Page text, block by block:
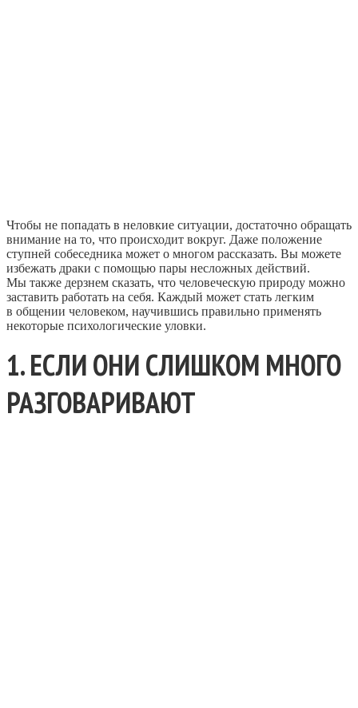
Чтобы не попадать в неловкие ситуации, достаточно обращать
внимание на то, что происходит вокруг. Даже положение
ступней собеседника может о многом рассказать. Вы можете
избежать драки с помощью пары несложных действий.
Мы также дерзнем сказать, что человеческую природу можно
заставить работать на себя. Каждый может стать легким
в общении человеком, научившись правильно применять
некоторые психологические уловки.
1. ЕСЛИ ОНИ СЛИШКОМ МНОГО
РАЗГОВАРИВАЮТ